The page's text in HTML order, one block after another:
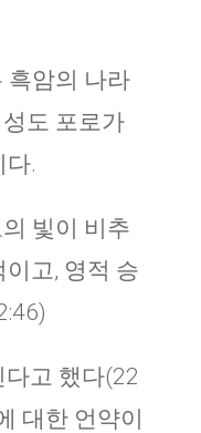
흑암의 나라
도 포로가
다.
빛이 비추
고, 영적 승
고 했다(22
대한 언약이